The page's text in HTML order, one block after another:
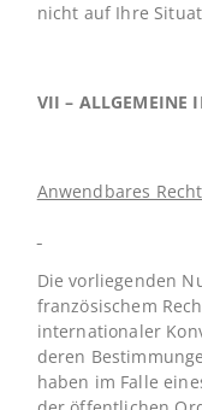
nicht auf Ihre
VII – ALLGEMEINE
Anwendbares
Die vorliegenden
französischem
internationaler
deren
haben im Falle